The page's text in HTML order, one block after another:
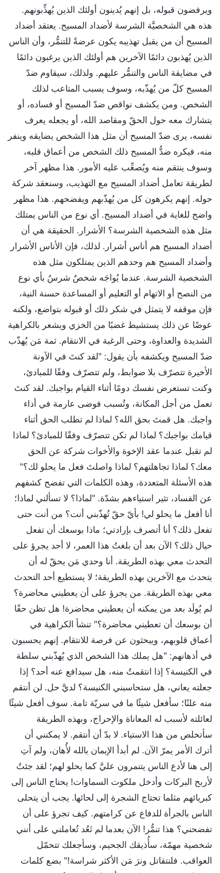
ويرفضون قبوله، بل إنهم يُدينون أولئك الذين يُهذِّبونهم.
هذه هي الشخصيَّة الشرسة لأضداد المسيح. يعتقد أضداد
المسيح أن من يقبل تهذيبه يكون عرضةً للتنمُّر، وأن الناس
الذين يُهذبون دائمًا الآخرين هم أولئك الذين يرغبون دائمًا
في مضايقة الناس والتنمُّر عليهم. ولذلك، سيقاوم ضدّ
المسيح كلّ من يُهذّبه، وسوف يسبب المتاعب لذلك
الشخص. ومن يكشف نواقص ضدّ المسيح أو فساده، أو
يتشارك معه حول الحقّ ومقاصد الله، أو يجعله يعرف
نفسه، يرى ضدّ المسيح أن مثل هذا الشخص يضايقه وينفر
منه، فيكره ضدُّ المسيح ذلك الشخص من أعماق قلبه،
وسوف ينتقم منه ويُصعِّب عليه الأمور. هذا مظهر آخر
لطريقة تعامل أضداد المسيح مع التهذيب، وسنعقد شركة
حوله. إنهم يكرهون كل من يُهذّبهم ويفضحهم. هذا مظهر
واضح للغاية في أضداد المسيح. أي نوع من الناس يمتلك
مثل هذه الشخصية الشرسة؟ الأشرار. الحقيقة هي أن
أضداد المسيح هم أناس أشرار. لذلك، فإن الأناس الأشرار
وأضداد المسيح هم وحدهم الذين يمتلكون مثل هذه
الشخصية الشرسة. عندما يُواجَه شخصٌ شرسٌ بأي نوع
من النصح أو الاتهام أو التعليم أو المساعدة حسنة النية،
فإن موقفه لا يتمثل في شكر ذلك أو قبوله بتواضع، ولكنه
عوضًا عن ذلك يستشيط غضبًا من الخزي ويشعر بالكراهية
الشديدة والعداوة، وحتى الرغبة في الانتقام. ثمة مَن يُهذّب
ضدّ المسيح ويكشفه بأن يقول: "لقد كنتَ في الآونة
الأخيرة تتصرّف بلا ضوابط، ولم تتصرّف وفقًا للمبادئ،
وكنت تستعرض نفسك دومًا أثناء القيام بواجبك. لقد كنتَ
تعمل من أجل المكانة، وتُسبب فوضى عارمة في أداء
واجبك. هل قمتَ بحق الله؟ لماذا لم تطلب الحق أثناء
قيامك بواجبك؟ لماذا لم تكن تتصرّف وفقًا للمبادئ؟ لماذا
لم تقبل عندما عقد الإخوة والأخوات شركة عن الحق
معك؟ لماذا تجاهلتهم؟ لماذا واصلتَ فعل ما يحلو لك؟"
هذه الأسئلة المتعددة، وهذه الكلمات التي تفضح كشفهم
عن الفساد، تثير استياءهم بشدّة. "لماذا؟ لا تسألني لماذا؛
أنا أفعل ما يحلو لي! بأيّ حقّ تُهذّبني أنت؟ من أنت حتى
تفعل ذلك؟ أنا أتصرف بإرادتي؛ ماذا بوسعك أن تفعل
حيال ذلك؟ الآن بعد أن بلغتُ هذا العمر، لا أحد يجرؤ على
التحدث معي بهذه الطريقة. أنا وحدي مَن يحقّ له أن
يتحدث مع الآخرين بهذه الطريقة؛ لا يستطيع أحد التحدث
معي بهذه الطريقة. من يجرؤ على أن يعطيني محاضرة؟
لم يُولَد بعد من يمكنه أن يعطيني محاضرة! هل تظن حقًا
أن بوسعك أن تعطيني محاضرة؟" تنشأ الكراهية في
أعماق قلوبهم، ويبحثون عن فرصة للانتقام. إنهم يحسبون
في أذهانهم: "هل يملك هذا الشخص الذي يُهذّبني سلطة
في الكنيسة؟ إذا انتقمتُ منه، هل سيدافع عنه أحد؟ إذا
جعلته يعاني، هل ستحاسبني الكنيسة؟ لديَّ حل. لن أنتقم
منه علنًا؛ سأفعل شيئًا ما في سريّة تامة. سوف أفعل شيئًا
لعائلته لأسبب له المعاناة والإحراج، وبهذه الطريقة
سأتخلص من هذا الاستياء. لا بدّ أن أنتقم. لا يمكنني أن
أترك الأمر يمرّ الآن. لم أبدأ الإيمان بالله لأُهان، ولم آتِ
إلى هنا لأدع الناس يتنمرون عليَّ كما يحلو لهم؛ لقد جئتُ
لأربح البركات وأدخل ملكوت السماوات! يحتاج الناس إلى
كبريائهم مثلما تحتاج الشجرة إلى لحائها. يجب أن يتحلى
الناس بالجرأة للدفاع عن كرامتهم. كيف تجرؤ على أن
تفضحني؟ هذا تنمُّر! الآن بعدما لم تَعُد تُعاملني على أنني
شخصية مهمّة، سأُذيقك الجحيم، وسأجعلك تتحمّل
العواقب. فلنتقاتل ونرَ مَن الأكثر شراسة!" بضع كلمات